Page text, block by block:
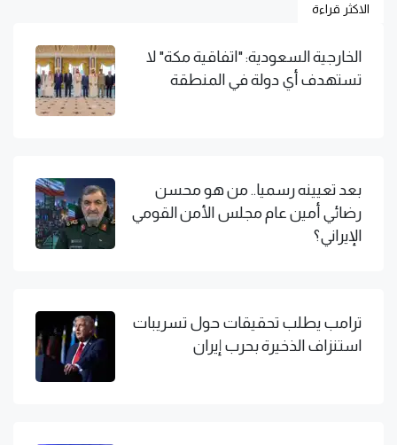
الاكثر قراءة
الخارجية السعودية: "اتفاقية مكة" لا
تستهدف أي دولة في المنطقة
بعد تعيينه رسميا.. من هو محسن
رضائي أمين عام مجلس الأمن القومي
الإيراني؟
ترامب يطلب تحقيقات حول تسريبات
استنزاف الذخيرة بحرب إيران